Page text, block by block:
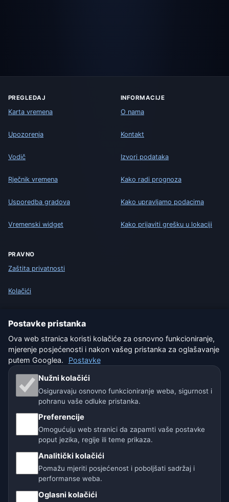
PREGLEDAJ
Karta vremena
Upozorenja
Vodič
Rječnik vremena
Usporedba gradova
Vremenski widget
INFORMACIJE
O nama
Kontakt
Izvori podataka
Kako radi prognoza
Kako upravljamo podacima
Kako prijaviti grešku u lokaciji
PRAVNO
Zaštita privatnosti
Kolačići
Isključenje odgovornosti
Pomažemo životinjama
Sitemap
Naše vremenske stranice:
Postavke pristanka
Ova web stranica koristi kolačiće za osnovno funkcioniranje,
mjerenje posjećenosti i nakon vašeg pristanka za oglašavanje
putem Googlea.
Postavke
Nužni kolačići
Osiguravaju osnovno funkcioniranje weba, sigurnost i
pohranu vaše odluke pristanka.
Preferencije
Omogućuju web stranici da zapamti vaše postavke
poput jezika, regije ili teme prikaza.
Analitički kolačići
Pomažu mjeriti posjećenost i poboljšati sadržaj i
performanse weba.
Oglasni kolačići